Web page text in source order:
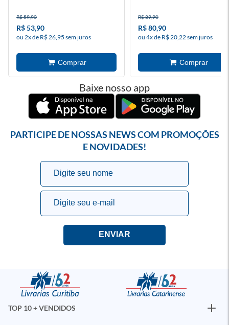
R$ 59,90
R$ 53,90
ou 2x de R$ 26,95 sem juros
R$ 89,90
R$ 80,90
ou 4x de R$ 20,22 sem juros
Baixe nosso app
PARTICIPE DE NOSSAS NEWS COM PROMOÇÕES
E NOVIDADES!
TOP 10 + VENDIDOS